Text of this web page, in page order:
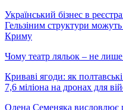
Український бізнес в
Гельзіним структури
Криму
Чому театр ляльок – не лише
Криваві ягоди: як
7,6 міліона на дронах для
Олена Семеняка висловлює